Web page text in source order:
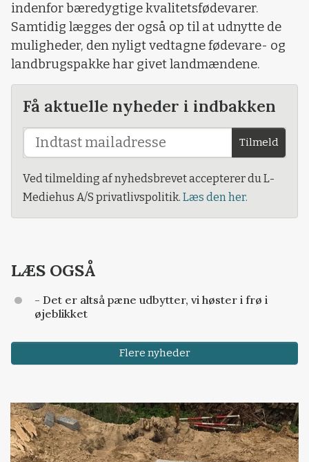
indenfor bæredygtige kvalitetsfødevarer.
Samtidig lægges der også op til at udnytte de
muligheder, den nyligt vedtagne fødevare- og
landbrugspakke har givet landmændene.
Få aktuelle nyheder i indbakken
Tilmeld
Ved tilmelding af nyhedsbrevet accepterer du L-
Mediehus A/S privatlivspolitik. Læs den her.
LÆS OGSÅ
- Det er altså pæne udbytter, vi høster i frø i
øjeblikket
Flere nyheder